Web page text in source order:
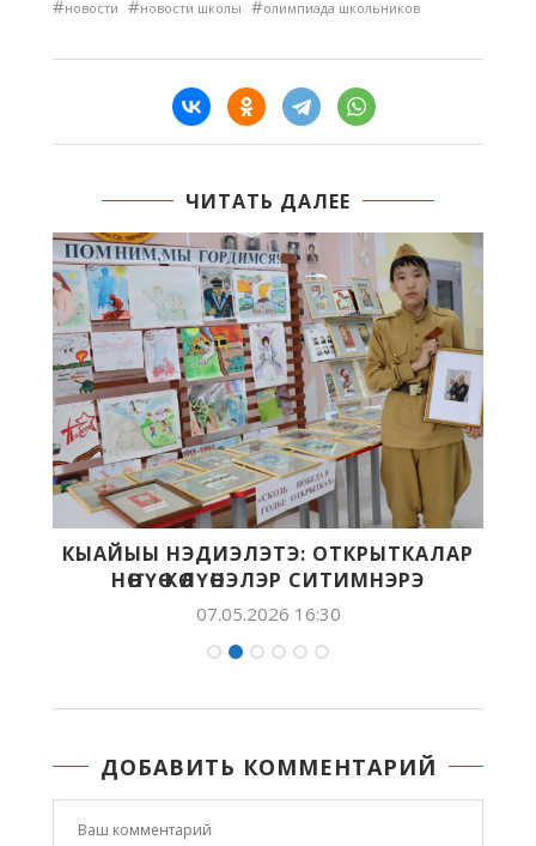
#новости #новости школы #олимпиада школьников
ЧИТАТЬ ДАЛЕЕ
КЫАЙЫЫ НЭДИЭЛЭТЭ: ОТКРЫТКАЛАР
НӨҤҮӨ КӨЛҮӨНЭЛЭР СИТИМНЭРЭ
07.05.2026 16:30
ДОБАВИТЬ КОММЕНТАРИЙ